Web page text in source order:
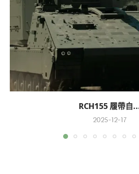
RCH155 履帶自
2025-12-17